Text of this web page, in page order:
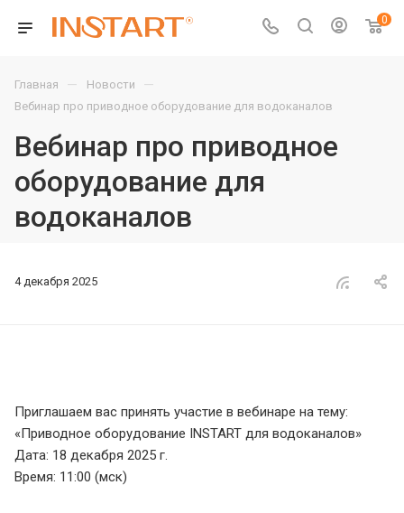
0
Главная — Новости —
Вебинар про приводное оборудование для водоканалов
Вебинар про приводное
оборудование для
водоканалов
4 декабря 2025
Приглашаем вас принять участие в вебинаре на тему:
«Приводное оборудование INSTART для водоканалов»
Дата: 18 декабря 2025 г.
Время: 11:00 (мск)